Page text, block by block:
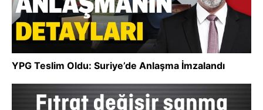
YPG Teslim Oldu: Suriye’de Anlaşma İmzalandı